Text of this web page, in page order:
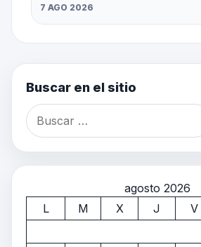
7 AGO 2026
Buscar en el sitio
agosto 2026
L
M X J V